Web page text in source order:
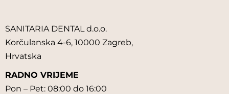
SANITARIA DENTAL d.o.o.
Korčulanska 4-6, 10000 Zagreb,
Hrvatska
RADNO VRIJEME
Pon – Pet: 08:00 do 16:00